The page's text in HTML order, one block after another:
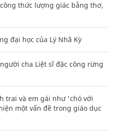
thức lượng giác bằng thơ,
đại học của Lý Nhã Kỳ
cha Liệt sĩ đặc công rừng
trai và em gái như 'chó với
một vấn đề trong giáo dục